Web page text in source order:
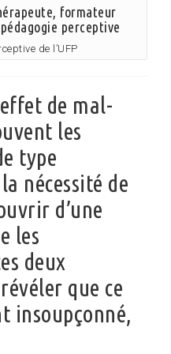
formateur
perceptive
de l’UFP
de mal-
les
type
nécessité de
d’une
les
deux
que ce
insoupçonné,